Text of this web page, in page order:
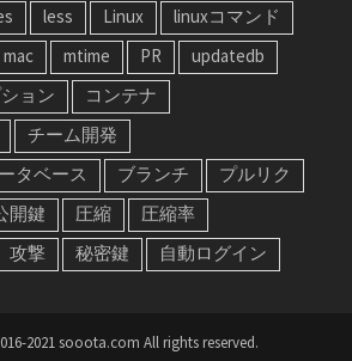
less Linux
linuxコマンド
mac mtime PR
updatedb
ョン
コンテナ
チーム開発
タベース
ブランチ
プルリク
開鍵 圧縮
圧縮率
攻撃 秘密鍵 自動ログイン
2021 sooota.com All rights reserved.